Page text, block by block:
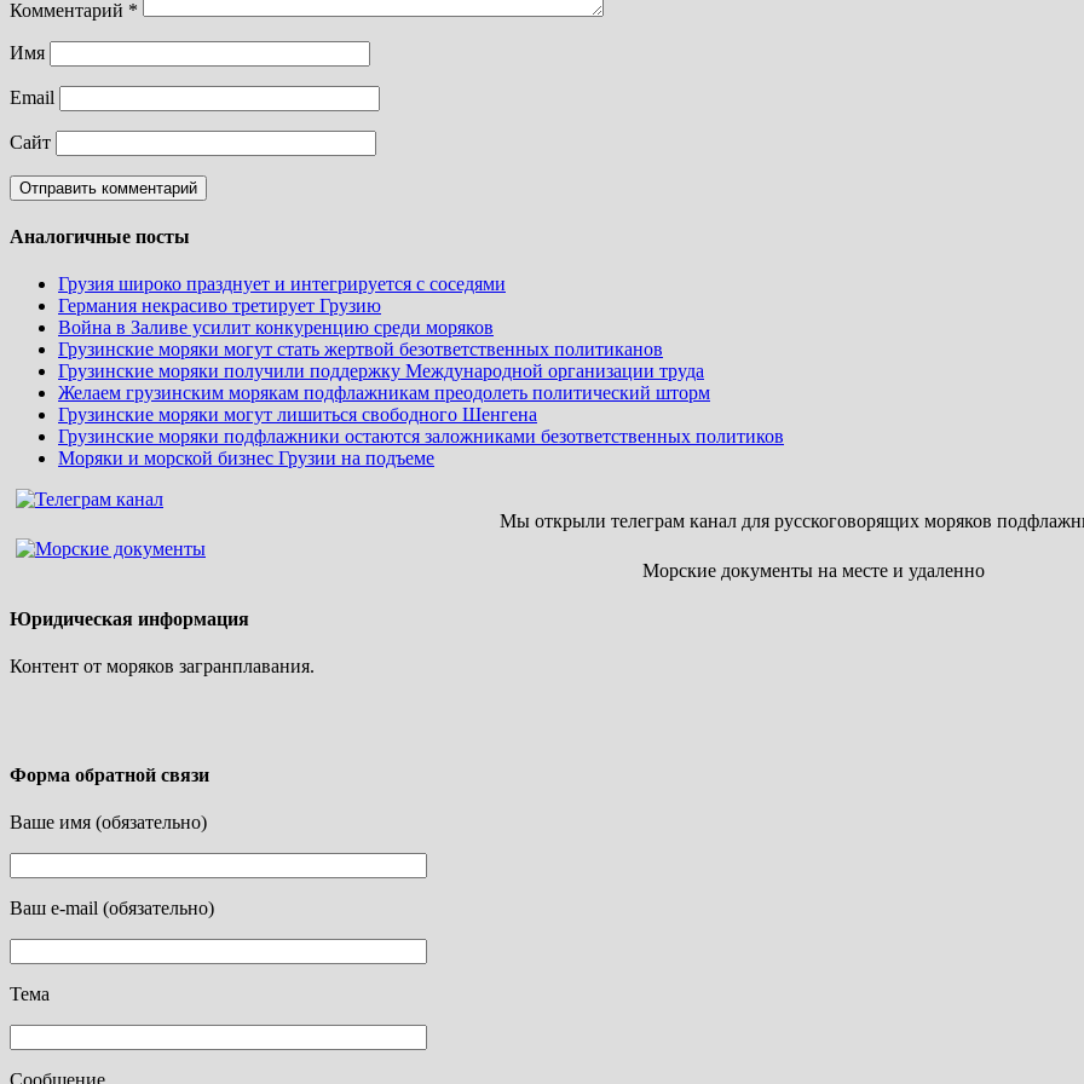
Комментарий *
Имя
Email
Сайт
Аналогичные посты
Грузия широко празднует и интегрируется с соседями
Германия некрасиво третирует Грузию
Война в Заливе усилит конкуренцию среди моряков
Грузинские моряки могут стать жертвой безответственных политиканов
Грузинские моряки получили поддержку Международной организации труда
Желаем грузинским морякам подфлажникам преодолеть политический шторм
Грузинские моряки могут лишиться свободного Шенгена
Грузинские моряки подфлажники остаются заложниками безответственных политиков
Моряки и морской бизнес Грузии на подъеме
Мы открыли телеграм канал для русскоговорящих моряков
Морские документы на месте и удаленно
Юридическая информация
Контент от моряков загранплавания.
Форма обратной связи
Ваше имя (обязательно)
Ваш e-mail (обязательно)
Тема